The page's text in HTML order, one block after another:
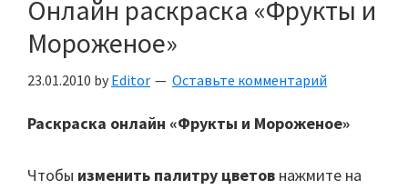
Онлайн раскраска «Фрукты и
Мороженое»
23.01.2010 by Editor Оставьте комментарий
Раскраска онлайн «Фрукты и Мороженое»
Чтобы изменить палитру цветов нажмите на